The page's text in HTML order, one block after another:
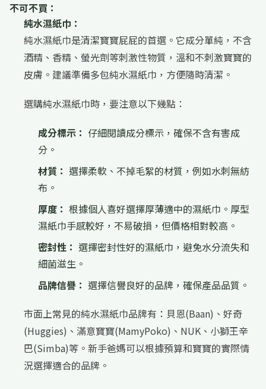
不可不買：
純水濕紙巾：
純水濕紙巾是清潔寶寶屁屁的首選。它成分單純，不含
酒精、香精、螢光劑等刺激性物質，溫和不刺激寶寶的
皮膚。建議準備多包純水濕紙巾，方便隨時清潔。
選購純水濕紙巾時，要注意以下幾點：
成分標示： 仔細閱讀成分標示，確保不含有害成
分。
材質： 選擇柔軟、不掉毛絮的材質，例如水刺無紡
布。
厚度： 根據個人喜好選擇厚薄適中的濕紙巾。厚型
濕紙巾手感較好，不易破損，但價格相對較高。
密封性： 選擇密封性好的濕紙巾，避免水分流失和
細菌滋生。
品牌信譽： 選擇信譽良好的品牌，確保產品品質。
市面上常見的純水濕紙巾品牌有：貝恩(Baan)、好奇
(Huggies)、滿意寶寶(MamyPoko)、NUK、小獅王辛
巴(Simba)等。新手爸媽可以根據預算和寶寶的實際情
況選擇適合的品牌。